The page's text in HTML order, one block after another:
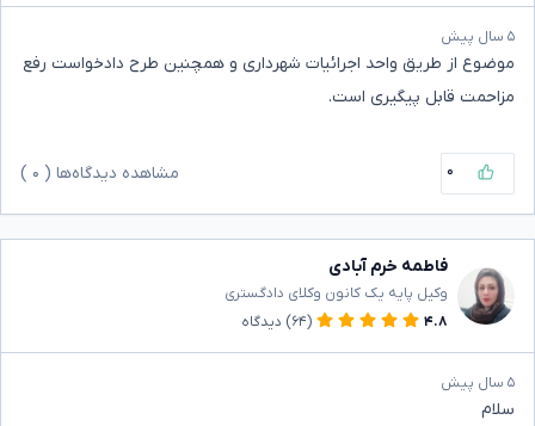
۵ سال پیش
موضوع از طریق واحد اجرائیات شهرداری و همچنین طرح دادخواست رفع
مزاحمت قابل پیگیری است.
۰ مشاهده دیدگاه‌ها ( ۰
فاطمه خرم آبادی
وکیل پایه یک کانون وکلای دادگستری
۴.۸
(۶۴) دیدگاه
۵ سال پیش
سلام